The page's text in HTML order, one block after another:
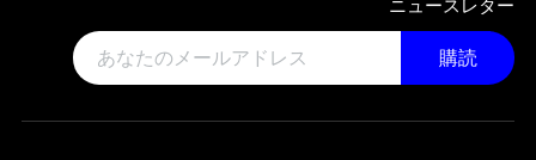
ニュースレター
購読